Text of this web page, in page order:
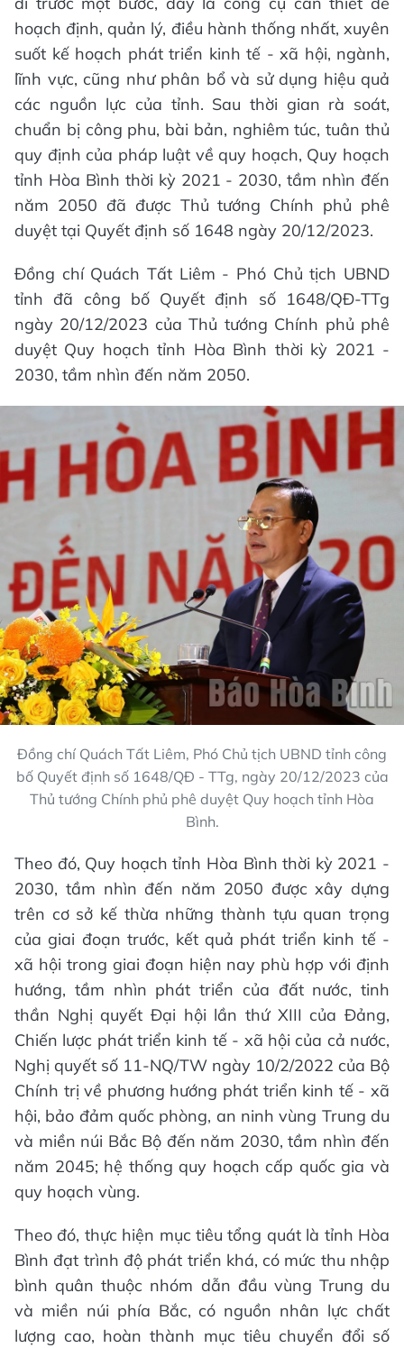
hoạch định, quản lý, điều hành thống nhất, xuyên
suốt kế hoạch phát triển kinh tế - xã hội, ngành,
lĩnh vực, cũng như phân bổ và sử dụng hiệu quả
các nguồn lực của tỉnh. Sau thời gian rà soát,
chuẩn bị công phu, bài bản, nghiêm túc, tuân thủ
quy định của pháp luật về quy hoạch, Quy hoạch
tỉnh Hòa Bình thời kỳ 2021 - 2030, tầm nhìn đến
năm 2050 đã được Thủ tướng Chính phủ phê
duyệt tại Quyết định số 1648 ngày 20/12/2023.
Đồng chí Quách Tất Liêm - Phó Chủ tịch UBND
tỉnh đã công bố Quyết định số 1648/QĐ-TTg
ngày 20/12/2023 của Thủ tướng Chính phủ phê
duyệt Quy hoạch tỉnh Hòa Bình thời kỳ 2021 -
2030, tầm nhìn đến năm 2050.
Đồng chí Quách Tất Liêm, Phó Chủ tịch UBND tỉnh công
bố Quyết định số 1648/QĐ - TTg, ngày 20/12/2023 của
Thủ tướng Chính phủ phê duyệt Quy hoạch tỉnh Hòa
Bình.
Theo đó, Quy hoạch tỉnh Hòa Bình thời kỳ 2021 -
2030, tầm nhìn đến năm 2050 được xây dựng
trên cơ sở kế thừa những thành tựu quan trọng
của giai đoạn trước, kết quả phát triển kinh tế -
xã hội trong giai đoạn hiện nay phù hợp với định
hướng, tầm nhìn phát triển của đất nước, tinh
thần Nghị quyết Đại hội lần thứ XIII của Đảng,
Chiến lược phát triển kinh tế - xã hội của cả nước,
Nghị quyết số 11-NQ/TW ngày 10/2/2022 của Bộ
Chính trị về phương hướng phát triển kinh tế - xã
hội, bảo đảm quốc phòng, an ninh vùng Trung du
và miền núi Bắc Bộ đến năm 2030, tầm nhìn đến
năm 2045; hệ thống quy hoạch cấp quốc gia và
quy hoạch vùng.
Theo đó, thực hiện mục tiêu tổng quát là tỉnh Hòa
Bình đạt trình độ phát triển khá, có mức thu nhập
bình quân thuộc nhóm dẫn đầu vùng Trung du
và miền núi phía Bắc, có nguồn nhân lực chất
lượng cao, hoàn thành mục tiêu chuyển đổi số